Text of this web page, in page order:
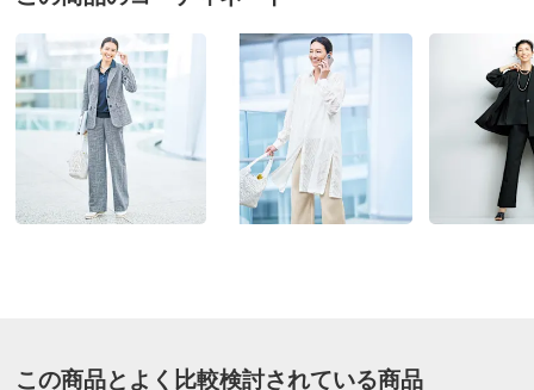
※お届け先が同じであれば複数個ご購入いただいても¥880です。
お支払い方法 送料について
■色：（ア）ブラック、（イ）ホワイト
■サイズ：約幅30・マチ11・高さ28.5・ショルダー高さ
19.5～23cm（調節可）
■重さ：約605g
この商品とよく比較検討されている商品